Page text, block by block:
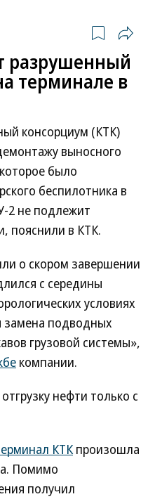
разрушенный
терминале в
консорциум (КТК)
выносного
было
беспилотника в
2 не подлежит
пояснили в КТК.
о скором завершении
с середины
условиях
замена подводных
грузовой системы»,
компании.
нефти только с
КТКпроизошла
Помимо
получил